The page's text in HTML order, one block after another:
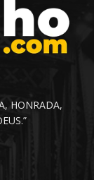
HONRADA,